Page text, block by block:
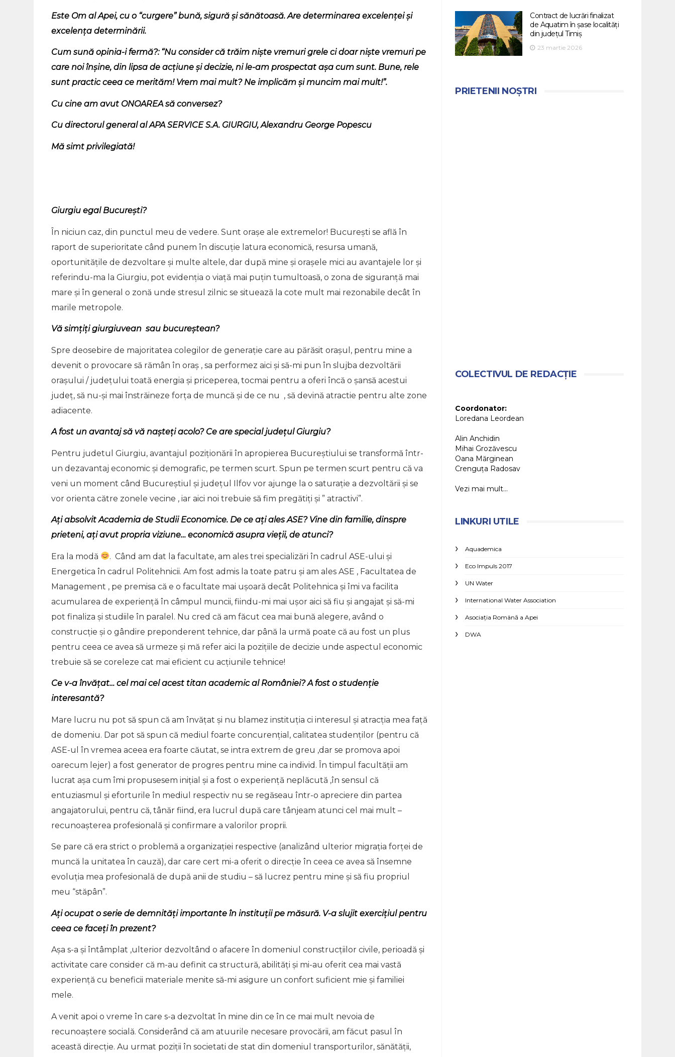
Este Om al Apei, cu o “curgere” bună, sigură și sănătoasă. Are determinarea excelenței și
excelența determinării.
Cum sună opinia-i fermă?: “Nu consider că trăim niște vremuri grele ci doar niște vremuri pe
care noi înșine, din lipsa de acțiune și decizie, ni le-am prospectat așa cum sunt. Bune, rele
sunt practic ceea ce merităm! Vrem mai mult? Ne implicăm și muncim mai mult!”.
Cu cine am avut ONOAREA să conversez?
Cu directorul general al APA SERVICE S.A. GIURGIU, Alexandru George Popescu
Mă simt privilegiată!
Giurgiu egal București?
În niciun caz, din punctul meu de vedere. Sunt orașe ale extremelor! București se află în
raport de superioritate când punem în discuție latura economică, resursa umană,
oportunitățile de dezvoltare și multe altele, dar după mine și orașele mici au avantajele lor și
referindu-ma la Giurgiu, pot evidenția o viață mai puțin tumultoasă, o zona de siguranță mai
mare și în general o zonă unde stresul zilnic se situează la cote mult mai rezonabile decât în
marile metropole.
Vă simțiți giurgiuvean sau bucureștean?
Spre deosebire de majoritatea colegilor de generație care au părăsit orașul, pentru mine a
devenit o provocare să rămân în oraș , sa performez aici și să-mi pun în slujba dezvoltării
orașului / județului toată energia și priceperea, tocmai pentru a oferi încă o șansă acestui
județ, să nu-și mai înstrăineze forța de muncă și de ce nu , să devină atractie pentru alte zone
adiacente.
A fost un avantaj să vă nașteți acolo? Ce are special județul Giurgiu?
Pentru judetul Giurgiu, avantajul poziționării în apropierea Bucureștiului se transformă într-
un dezavantaj economic și demografic, pe termen scurt. Spun pe termen scurt pentru că va
veni un moment când Bucureștiul și județul Ilfov vor ajunge la o saturație a dezvoltării și se
vor orienta către zonele vecine , iar aici noi trebuie să fim pregătiți și ” atractivi”.
Ați absolvit Academia de Studii Economice. De ce ați ales ASE? Vine din familie, dinspre
prieteni, ați avut propria viziune… economică asupra vieții, de atunci?
Era la modă
. Când am dat la facultate, am ales trei specializări în cadrul ASE-ului și
Energetica în cadrul Politehnicii. Am fost admis la toate patru și am ales ASE , Facultatea de
Management , pe premisa că e o facultate mai ușoară decât Politehnica și îmi va facilita
acumularea de experiență în câmpul muncii, fiindu-mi mai ușor aici să fiu și angajat și să-mi
pot finaliza și studiile în paralel. Nu cred că am făcut cea mai bună alegere, având o
construcție și o gândire preponderent tehnice, dar până la urmă poate că au fost un plus
pentru ceea ce avea să urmeze și mă refer aici la pozițiile de decizie unde aspectul economic
trebuie să se coreleze cat mai eficient cu acțiunile tehnice!
Ce v-a învățat… cel mai cel acest titan academic al României? A fost o studenție
interesantă?
Mare lucru nu pot să spun că am învățat și nu blamez instituția ci interesul și atracția mea față
de domeniu. Dar pot să spun că mediul foarte concurențial, calitatea studenților (pentru că
ASE-ul în vremea aceea era foarte căutat, se intra extrem de greu ,dar se promova apoi
oarecum lejer) a fost generator de progres pentru mine ca individ. În timpul facultății am
lucrat așa cum îmi propusesem inițial și a fost o experiență neplăcută ,în sensul că
entuziasmul și eforturile în mediul respectiv nu se regăseau într-o apreciere din partea
angajatorului, pentru că, tânăr fiind, era lucrul după care tânjeam atunci cel mai mult –
recunoașterea profesională și confirmare a valorilor proprii.
Se pare că era strict o problemă a organizației respective (analizând ulterior migrația forței de
muncă la unitatea în cauză), dar care cert mi-a oferit o direcție în ceea ce avea să însemne
evoluția mea profesională de după anii de studiu – să lucrez pentru mine și să fiu propriul
meu “stăpân”.
Ați ocupat o serie de demnități importante în instituții pe măsură. V-a slujit exercițiul pentru
ceea ce faceți în prezent?
Așa s-a și întâmplat ,ulterior dezvoltând o afacere în domeniul construcțiilor civile, perioadă și
activitate care consider că m-au definit ca structură, abilități și mi-au oferit cea mai vastă
experiență cu beneficii materiale menite să-mi asigure un confort suficient mie și familiei
mele.
A venit apoi o vreme în care s-a dezvoltat în mine din ce în ce mai mult nevoia de
recunoaștere socială. Considerând că am atuurile necesare provocării, am făcut pasul în
această direcție. Au urmat poziții în societati de stat din domeniul transporturilor, sănătății,
Contract de lucrări finalizat
de Aquatim în șase localități
din județul Timiș
23 martie 2026
PRIETENII NOȘTRI
COLECTIVUL DE REDACȚIE
Coordonator:
Loredana Leordean
Alin Anchidin
Mihai Grozăvescu
Oana Mărginean
Crenguța Radosav
Vezi mai mult...
LINKURI UTILE
Aquademica
Eco Impuls 2017
UN Water
International Water Association
Asociaţia Română a Apei
DWA